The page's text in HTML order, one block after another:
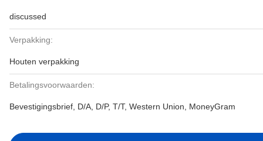
discussed
Verpakking:
Houten verpakking
Betalingsvoorwaarden:
Bevestigingsbrief, D/A, D/P, T/T, Western Union, MoneyGram